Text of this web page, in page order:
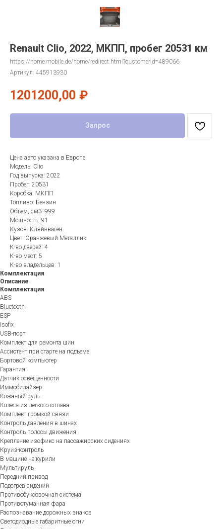
Renault Clio, 2022, МКПП, пробег 20531 км
https://home.mobile.de/home/redirect.html?customerId=489066
Артикул: 445913930
1201200,00 ₽
Запрос
Цена авто указана в Европе
Модель: Clio
Год выпуска: 2022
Пробег: 20531
Коробка: МКПП
Топливо: Бензин
Объем, см3: 999
Мощность: 91
Кузов: Кляйнваген
Цвет: Оранжевый Металлик
К-во дверей: 4
К-во мест: 5
К-во владельцев: 1
Комплектация
Описание
Комплектация
ABS
Bluetooth
ESP
Isofix
USB-порт
Комплект для ремонта шин
Ассистент при старте на подъеме
Бортовой компьютер
Гарантия
Датчик освещенности
Иммобилайзер
Кожаный руль
Колеса из легкого сплава
Комплект громкой связи
Контроль давления в шинах
Контроль полосы движения
Крепление изофикс на пассажирских сидениях
Круиз-контроль
В машине не курили
Мультируль
Передний привод
Подогрев сидений
Противобуксовочная система
Противотуманная фара
Распознавание дорожных знаков
Светодиодные габаритные огни